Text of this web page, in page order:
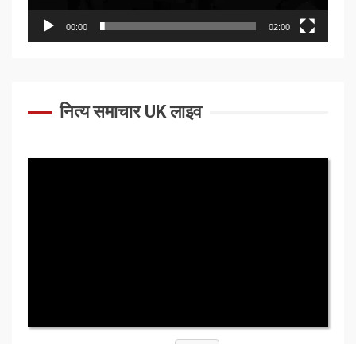
00:00 02:00
नित्य समाचार UK लाइव